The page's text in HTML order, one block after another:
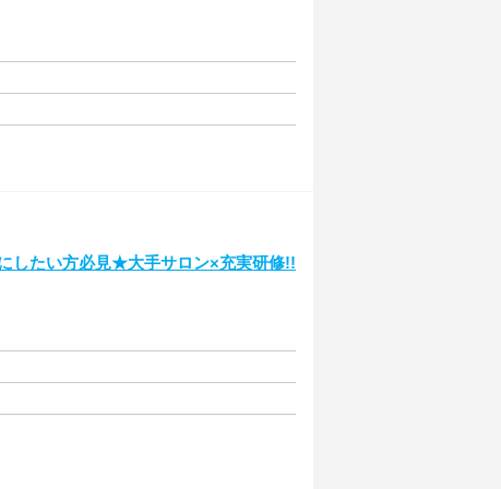
したい方必見★大手サロン×充実研修!!